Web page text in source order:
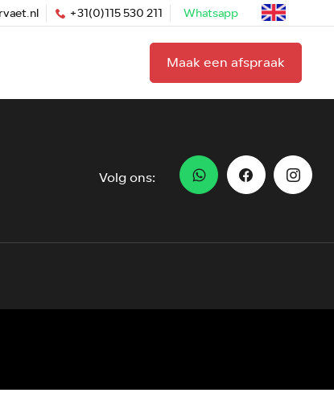
+31(0)115 530 211 Whatsapp
Maak een afspraak
Volg ons: